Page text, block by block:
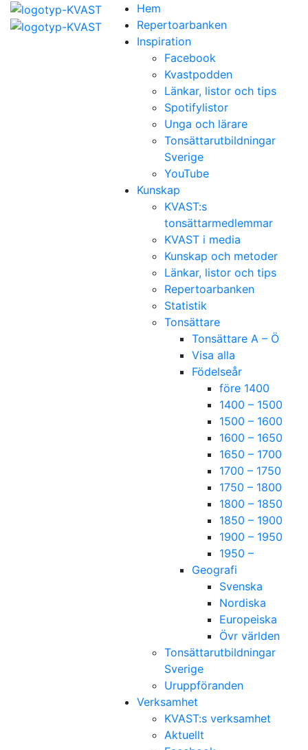
Hem
Repertoarbanken
Inspiration
Facebook
Kvastpodden
Länkar, listor och tips
Spotifylistor
Unga och lärare
Tonsättarutbildningar
Sverige
YouTube
Kunskap
KVAST:s
tonsättarmedlemmar
KVAST i media
Kunskap och metoder
Länkar, listor och tips
Repertoarbanken
Statistik
Tonsättare
Tonsättare A – Ö
Visa alla
Födelseår
före 1400
1400 – 1500
1500 – 1600
1600 – 1650
1650 – 1700
1700 – 1750
1750 – 1800
1800 – 1850
1850 – 1900
1900 – 1950
1950 –
Geografi
Svenska
Nordiska
Europeiska
Övr världen
Tonsättarutbildningar
Sverige
Uruppföranden
Verksamhet
KVAST:s verksamhet
Aktuellt